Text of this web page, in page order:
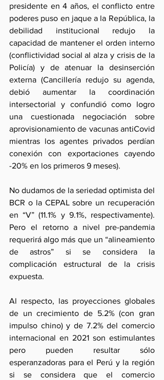
presidente en 4 años, el conflicto entre
poderes puso en jaque a la República, la
debilidad institucional redujo la
capacidad de mantener el orden interno
(conflictividad social al alza y crisis de la
Policía) y de atenuar la desinserción
externa (Cancillería redujo su agenda,
debió aumentar la coordinación
intersectorial y confundió como logro
una cuestionada negociación sobre
aprovisionamiento de vacunas antiCovid
mientras los agentes privados perdían
conexión con exportaciones cayendo
-20% en los primeros 9 meses).
No dudamos de la seriedad optimista del
BCR o la CEPAL sobre un recuperación
en “V” (11.1% y 9.1%, respectivamente).
Pero el retorno a nivel pre-pandemia
requerirá algo más que un “alineamiento
de astros” si se considera la
complicación estructural de la crisis
expuesta.
Al respecto, las proyecciones globales
de un crecimiento de 5.2% (con gran
impulso chino) y de 7.2% del comercio
internacional en 2021 son estimulantes
pero pueden resultar sólo
esperanzadoras para el Perú y la región
si se considera que el comercio